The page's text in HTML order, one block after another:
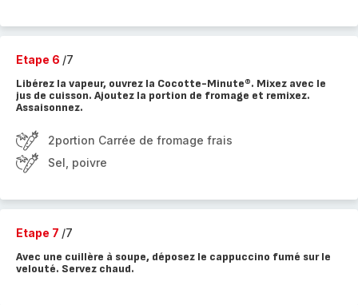
Etape 6 /7
Libérez la vapeur, ouvrez la Cocotte-Minute®. Mixez avec le
jus de cuisson. Ajoutez la portion de fromage et remixez.
Assaisonnez.
2portion Carrée de fromage frais
Sel, poivre
Etape 7 /7
Avec une cuillère à soupe, déposez le cappuccino fumé sur le
velouté. Servez chaud.